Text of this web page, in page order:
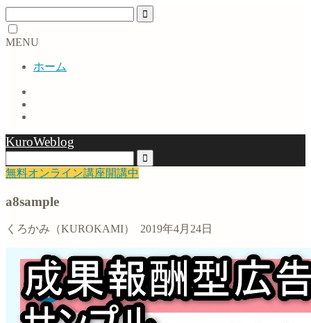
MENU
ホーム
KuroWeblog
無料オンライン講座開講中
a8sample
くろかみ（KUROKAMI） 2019年4月24日